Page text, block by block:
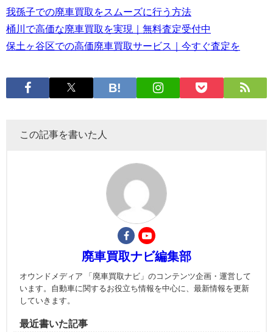
我孫子での廃車買取をスムーズに行う方法
桶川で高価な廃車買取を実現｜無料査定受付中
保土ヶ谷区での高価廃車買取サービス｜今すぐ査定を
この記事を書いた人
廃車買取ナビ編集部
オウンドメディア 「廃車買取ナビ」のコンテンツ企画・運営して
います。自動車に関するお役立ち情報を中心に、最新情報を更新
していきます。
最近書いた記事